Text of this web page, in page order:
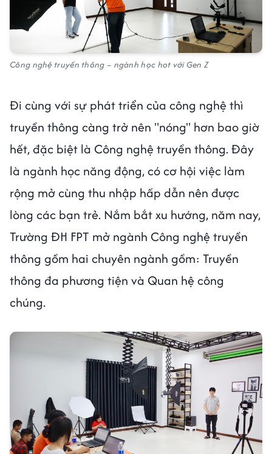
Công nghệ truyền thông – ngành học hot với Gen Z
Đi cùng với sự phát triển của công nghệ thì
truyền thông càng trở nên "nóng" hơn bao giờ
hết, đặc biệt là Công nghệ truyền thông. Đây
là ngành học năng động, có cơ hội việc làm
rộng mở cùng thu nhập hấp dẫn nên được
lòng các bạn trẻ. Nắm bắt xu hướng, năm nay,
Trường ĐH FPT mở ngành Công nghệ truyền
thông gồm hai chuyên ngành gồm: Truyền
thông đa phương tiện và Quan hệ công
chúng.